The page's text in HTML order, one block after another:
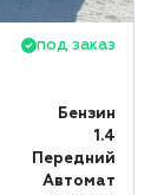
под заказ
Бензин
1.4
Передний
Автомат